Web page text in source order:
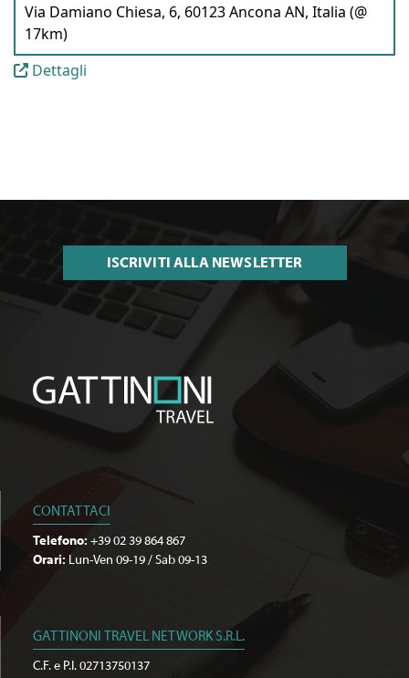
Via Damiano Chiesa, 6, 60123 Ancona AN, Italia (@
17km)
Dettagli
ISCRIVITI ALLA NEWSLETTER
CONTATTACI
Telefono: +39 02 39 864 867
Orari: Lun-Ven 09-19 / Sab 09-13
GATTINONI TRAVEL NETWORK S.R.L.
C.F. e P.I. 02713750137